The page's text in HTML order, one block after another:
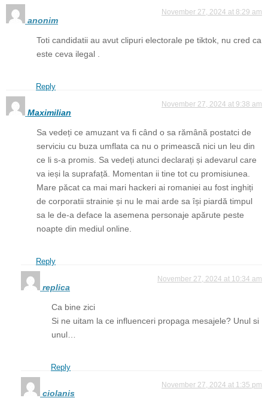
anonim
November 27, 2024 at 8:29 am
Toti candidatii au avut clipuri electorale pe tiktok, nu cred ca
este ceva ilegal .
Reply
Maximilian
November 27, 2024 at 9:38 am
Sa vedeți ce amuzant va fi când o sa rămână postatci de
serviciu cu buza umflata ca nu o primească nici un leu din
ce li s-a promis. Sa vedeți atunci declarați și adevarul care
va ieși la suprafață. Momentan ii tine tot cu promisiunea.
Mare păcat ca mai mari hackeri ai romaniei au fost inghiți
de corporatii strainie și nu le mai arde sa își piardă timpul
sa le de-a deface la asemena personaje apărute peste
noapte din mediul online.
Reply
replica
November 27, 2024 at 10:34 am
Ca bine zici
Si ne uitam la ce influenceri propaga mesajele? Unul si
unul…
Reply
ciolanis
November 27, 2024 at 1:35 pm